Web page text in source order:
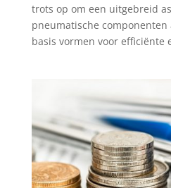
trots op om een uitgebreid
pneumatische
basis vormen voor efficiënte